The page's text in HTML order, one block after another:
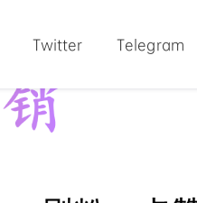
Twitter Telegram